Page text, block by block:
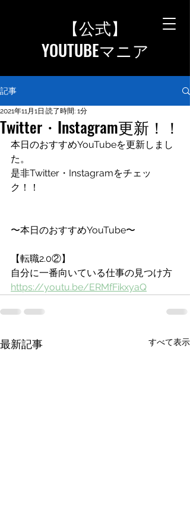
【公式】
YOUTUBEマニア
記事
Twitter・Instagram更新！！
2021年11月1日 読了時間: 1分
本日のおすすめYouTubeを更新しまし
た。
是非Twitter・Instagramをチェッ
ク！！
〜本日のおすすめYouTube〜
【転職2.0②】
自分に一番向いている仕事の見つけ方
https://youtu.be/ERMfFikxyaQ
最新記事 すべて表示